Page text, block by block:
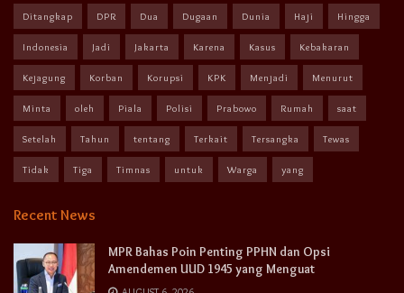
Ditangkap DPR Dua Dugaan Dunia Haji Hingga
Indonesia Jadi Jakarta Karena Kasus Kebakaran
Kejagung Korban Korupsi KPK Menjadi Menurut
Minta oleh Piala Polisi Prabowo Rumah saat
Setelah Tahun tentang Terkait Tersangka Tewas
Tidak Tiga Timnas untuk Warga yang
Recent News
MPR Bahas Poin Penting PPHN dan Opsi
Amendemen UUD 1945 yang Menguat